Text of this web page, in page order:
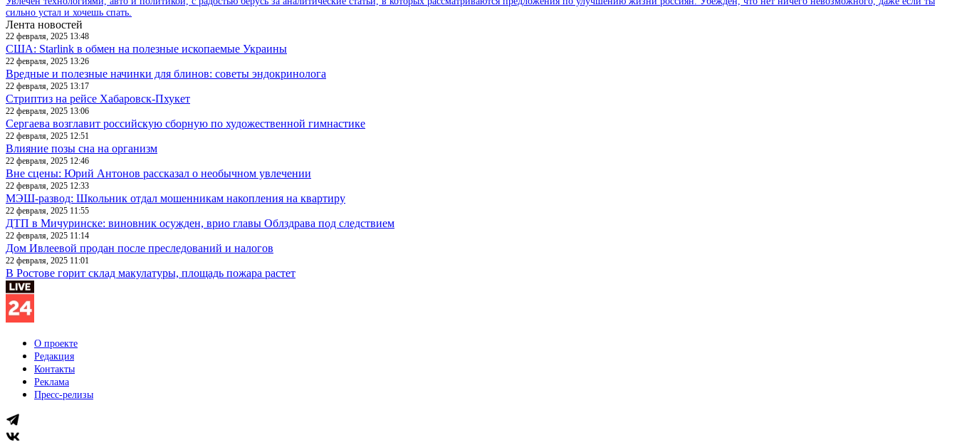
сильно устал и хочешь спать.
Лента новостей
22 февраля, 2025 13:48
США: Starlink в обмен на полезные ископаемые Украины
22 февраля, 2025 13:26
Вредные и полезные начинки для блинов: советы эндокринолога
22 февраля, 2025 13:17
Стриптиз на рейсе Хабаровск-Пхукет
22 февраля, 2025 13:06
Сергаева возглавит российскую сборную по художественной гимнастике
22 февраля, 2025 12:51
Влияние позы сна на организм
22 февраля, 2025 12:46
Вне сцены: Юрий Антонов рассказал о необычном увлечении
22 февраля, 2025 12:33
МЭШ-развод: Школьник отдал мошенникам накопления на квартиру
22 февраля, 2025 11:55
ДТП в Мичуринске: виновник осужден, врио главы Облздрава под следствием
22 февраля, 2025 11:14
Дом Ивлеевой продан после преследований и налогов
22 февраля, 2025 11:01
В Ростове горит склад макулатуры, площадь пожара растет
О проекте
Редакция
Контакты
Реклама
Пресс-релизы